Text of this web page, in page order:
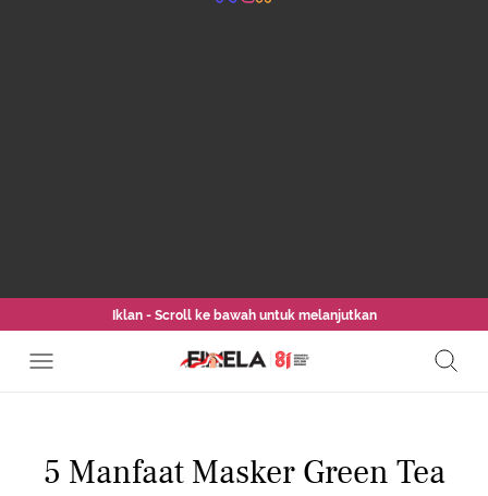
Iklan - Scroll ke bawah untuk melanjutkan
5 Manfaat Masker Green Tea